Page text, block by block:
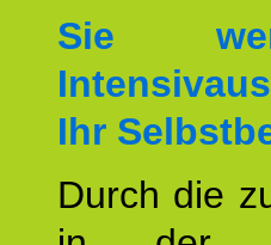
Sie
Ihr
Durch die